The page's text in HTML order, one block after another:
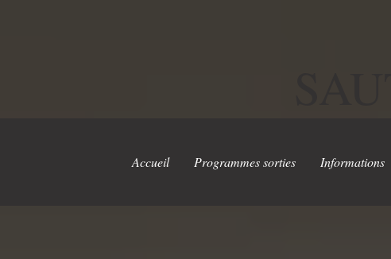
Accueil Programmes sorties Informations